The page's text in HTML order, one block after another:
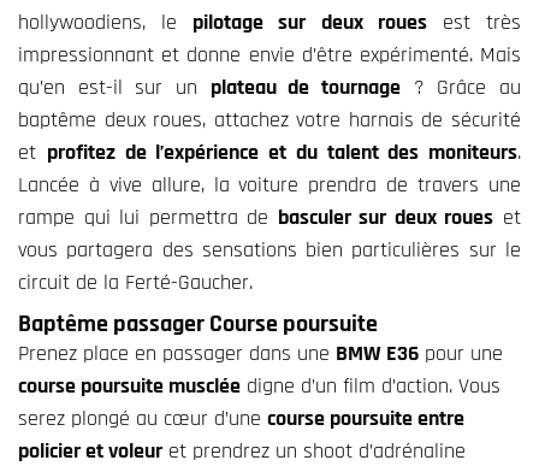
hollywoodiens, le pilotage sur deux rouesest très
impressionnant et donne envie d’être expérimenté. Mais
qu’en est-il sur un plateau de tournage ? Grâce au
baptême deux roues, attachez votre harnais de sécurité
et profitez de l’expérience et du talent des moniteurs.
Lancée à vive allure, la voiture prendra de travers une
rampe qui lui permettra de basculer sur deux roues et
vous partagera des sensations bien particulières sur le
circuit de la Ferté-Gaucher.
Baptême passager Course poursuite
Prenez place en passager dans une BMW E36 pour une
course poursuite musclée digne d’un film d’action. Vous
serez plongé au cœur d’une course poursuite entre
policier et voleuret prendrez un shoot d’adrénaline